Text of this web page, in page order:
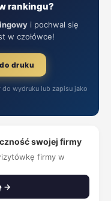
rankingu?
i pochwal się
w czołówce!
druku
wydruku lub zapisu jako
swojej firmy
firmy w
→